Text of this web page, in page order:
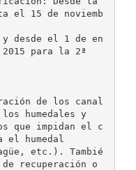
el 15 de noviemb
desde el 1 de en
para la 2ª
de los canal
humedales y
que impidan el c
humedal
etc.). Tambié
recuperación o